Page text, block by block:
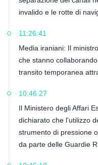
invalido e le rotte di
11:26:41
Media iraniani: Il
che stanno
transito temporanea
10:46:27
Il Ministero degli Affari
dichiarato che l'utilizzo
strumento di pressione
da parte delle Guardie